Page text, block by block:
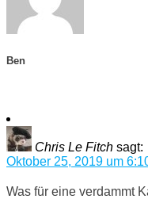
Ben
Chris Le Fitch sagt:
Oktober 25, 2019 um
Was für eine verdammt